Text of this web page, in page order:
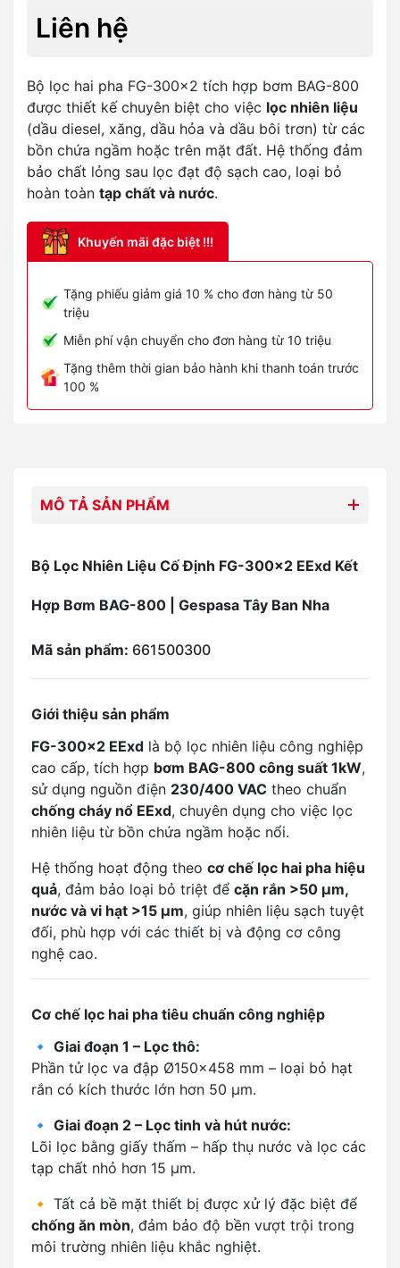
Liên hệ
Bộ lọc hai pha FG-300x2 tích hợp bơm BAG-800
được thiết kế chuyên biệt cho việc lọc nhiên liệu
(dầu diesel, xăng, dầu hỏa và dầu bôi trơn) từ các
bồn chứa ngầm hoặc trên mặt đất. Hệ thống đảm
bảo chất lỏng sau lọc đạt độ sạch cao, loại bỏ
hoàn toàn tạp chất và nước.
Khuyến mãi đặc biệt !!!
Tặng phiếu giảm giá 10 % cho đơn hàng từ 50
triệu
Miễn phí vận chuyển cho đơn hàng từ 10 triệu
Tặng thêm thời gian bảo hành khi thanh toán trước
100 %
MÔ TẢ SẢN PHẨM
Bộ Lọc Nhiên Liệu Cố Định FG-300x2 EExd Kết
Hợp Bơm BAG-800 | Gespasa Tây Ban Nha
Mã sản phẩm: 661500300
Giới thiệu sản phẩm
FG-300x2 EExd là bộ lọc nhiên liệu công nghiệp
cao cấp, tích hợp bơm BAG-800 công suất 1kW,
sử dụng nguồn điện 230/400 VAC theo chuẩn
chống cháy nổ EExd, chuyên dụng cho việc lọc
nhiên liệu từ bồn chứa ngầm hoặc nổi.
Hệ thống hoạt động theo cơ chế lọc hai pha hiệu
quả, đảm bảo loại bỏ triệt để cặn rắn >50 µm,
nước và vi hạt >15 µm, giúp nhiên liệu sạch tuyệt
đối, phù hợp với các thiết bị và động cơ công
nghệ cao.
Cơ chế lọc hai pha tiêu chuẩn công nghiệp
🔹 Giai đoạn 1 – Lọc thô:
Phần tử lọc va đập Ø150x458 mm – loại bỏ hạt
rắn có kích thước lớn hơn 50 µm.
🔹 Giai đoạn 2 – Lọc tinh và hút nước:
Lõi lọc bằng giấy thấm – hấp thụ nước và lọc các
tạp chất nhỏ hơn 15 µm.
🔸 Tất cả bề mặt thiết bị được xử lý đặc biệt để
chống ăn mòn, đảm bảo độ bền vượt trội trong
môi trường nhiên liệu khắc nghiệt.